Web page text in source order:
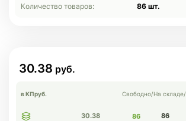
Количество товаров: 86 шт.
30.38
в КПруб. Свободно/На складе/
30.38 86 86